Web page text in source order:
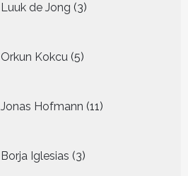
Luuk de Jong 3
producten
Orkun Kokcu 5
producten
Jonas Hofmann 11
producten
Borja Iglesias 3
producten